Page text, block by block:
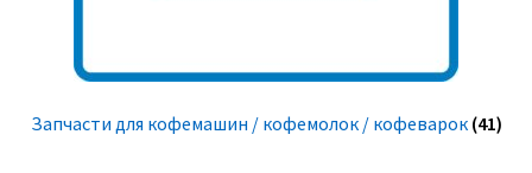
Запчасти для кофемашин / кофемолок / кофеварок (41)